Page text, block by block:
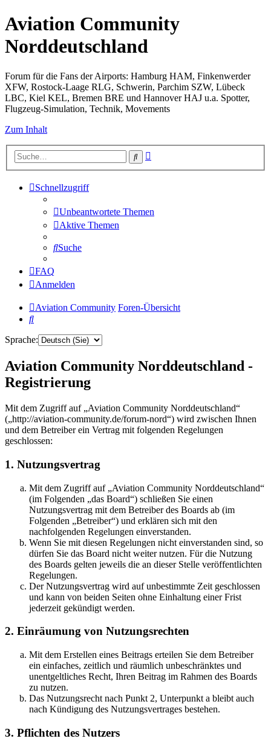
Aviation Community
Norddeutschland
Forum für die Fans der Airports: Hamburg HAM, Finkenwerder
XFW, Rostock-Laage RLG, Schwerin, Parchim SZW, Lübeck
LBC, Kiel KEL, Bremen BRE und Hannover HAJ u.a. Spotter,
Flugzeug-Simulation, Technik, Movements
Zum Inhalt
Suche
Schnellzugriff
Unbeantwortete Themen
Aktive Themen
Suche
FAQ
Anmelden
Aviation Community Foren-Übersicht
Suche
Sprache:
Aviation Community Norddeutschland -
Registrierung
Mit dem Zugriff auf „Aviation Community Norddeutschland“
(„http://aviation-community.de/forum-nord“) wird zwischen Ihnen
und dem Betreiber ein Vertrag mit folgenden Regelungen
geschlossen:
1. Nutzungsvertrag
Mit dem Zugriff auf „Aviation Community Norddeutschland“
(im Folgenden „das Board“) schließen Sie einen
Nutzungsvertrag mit dem Betreiber des Boards ab (im
Folgenden „Betreiber“) und erklären sich mit den
nachfolgenden Regelungen einverstanden.
Wenn Sie mit diesen Regelungen nicht einverstanden sind, so
dürfen Sie das Board nicht weiter nutzen. Für die Nutzung
des Boards gelten jeweils die an dieser Stelle veröffentlichten
Regelungen.
Der Nutzungsvertrag wird auf unbestimmte Zeit geschlossen
und kann von beiden Seiten ohne Einhaltung einer Frist
jederzeit gekündigt werden.
2. Einräumung von Nutzungsrechten
Mit dem Erstellen eines Beitrags erteilen Sie dem Betreiber
ein einfaches, zeitlich und räumlich unbeschränktes und
unentgeltliches Recht, Ihren Beitrag im Rahmen des Boards
zu nutzen.
Das Nutzungsrecht nach Punkt 2, Unterpunkt a bleibt auch
nach Kündigung des Nutzungsvertrages bestehen.
3. Pflichten des Nutzers